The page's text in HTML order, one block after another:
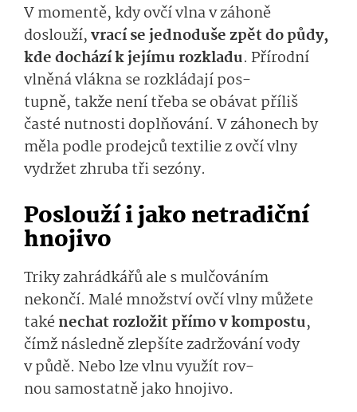
V momentě, kdyovčí vlnav záhoně
doslouží,vrací se jednodušezpět do půdy,
kde dochází k jejímu rozkla­du. Přírodní
vlněná vlákna se rozkládajípos­
tupně, takžene­ní třeba se obávat příliš
časté nutnosti doplňování. V záhonech by
měla podleprodejcůtex­tilie z ovčí vlny
vydržet zhrubatři sezóny.
Poslouží i jako netradiční
hnojivo
Triky zahrádkářů ale s mulčováním
nekončí. Malé množství ovčí vlny můžete
takénechat rozložitpřímov kom­postu,
čímž následně zlepšíte zadržování vody
v půdě. Nebo lze vlnuvyužít rov­
nousamostatně jako hnojivo.